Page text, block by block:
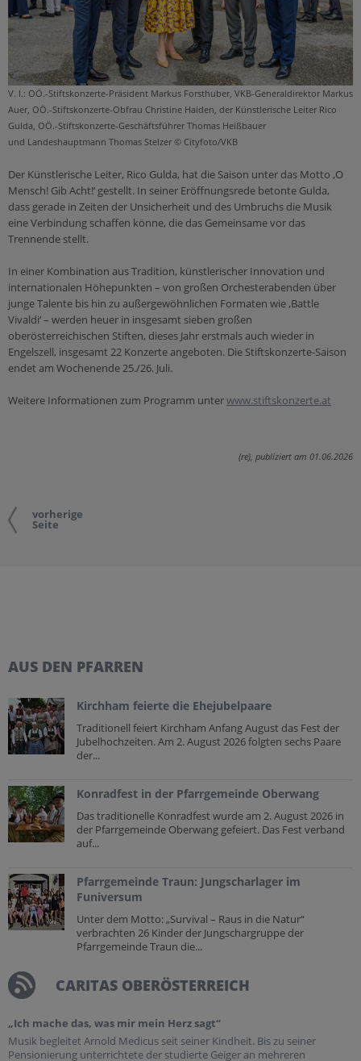
V. l.: OÖ.-Stiftskonzerte-Präsident Markus Forsthuber, VKB-Generaldirektor Markus
Auer, OÖ.-Stiftskonzerte-Obfrau Christine Haiden, der Künstlerische Leiter Rico
Gulda, OÖ.-Stiftskonzerte-Geschäftsführer Thomas Heißbauer
und Landeshauptmann Thomas Stelzer © Cityfoto/VKB
Der Künstlerische Leiter, Rico Gulda, hat die Saison unter das Motto ‚O
Mensch! Gib Acht!‘ gestellt. In seiner Eröffnungsrede betonte Gulda,
dass gerade in Zeiten der Unsicherheit und des Umbruchs die Musik
eine Verbindung schaffen könne, die das Gemeinsame vor das
Trennende stellt.
In einer Kombination aus Tradition, künstlerischer Innovation und
internationalen Höhepunkten – von großen Orchesterabenden über
junge Talente bis hin zu außergewöhnlichen Formaten wie ‚Battle
Vivaldi‘ – werden heuer in insgesamt sieben großen
oberösterreichischen Stiften, dieses Jahr erstmals auch wieder in
Engelszell, insgesamt 22 Konzerte angeboten. Die Stiftskonzerte-Saison
endet am Wochenende 25./26. Juli.
Weitere Informationen zum Programm unterwww.stiftskonzerte.at
(re), publiziert am 01.06.2026
vorherige
Seite
AUS DEN PFARREN
Kirchham feierte die Ehejubelpaare
Traditionell feiert Kirchham Anfang August das Fest der
Jubelhochzeiten. Am 2. August 2026 folgten sechs Paare
der...
Konradfest in der Pfarrgemeinde Oberwang
Das traditionelle Konradfest wurde am 2. August 2026 in
der Pfarrgemeinde Oberwang gefeiert. Das Fest verband
auf...
Pfarrgemeinde Traun: Jungscharlager im
Funiversum
Unter dem Motto: „Survival – Raus in die Natur“
verbrachten 26 Kinder der Jungschargruppe der
Pfarrgemeinde Traun die...
CARITAS OBERÖSTERREICH
„Ich mache das, was mir mein Herz sagt“
Musik begleitet Arnold Medicus seit seiner Kindheit. Bis zu seiner
Pensionierung unterrichtete der studierte Geiger an mehreren